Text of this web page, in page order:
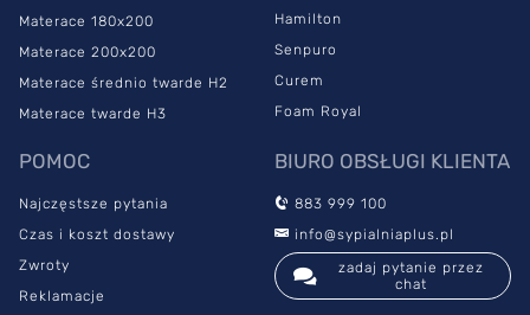
Materace 180x200
Materace 200x200
Materace średnio twarde H2
Materace twarde H3
Hamilton
Senpuro
Curem
Foam Royal
POMOC
Najczęstsze pytania
Czas i koszt dostawy
Zwroty
Reklamacje
BIURO OBSŁUGI KLIENTA
883 999 100
info@sypialniaplus.pl
zadaj pytanie przez
chat